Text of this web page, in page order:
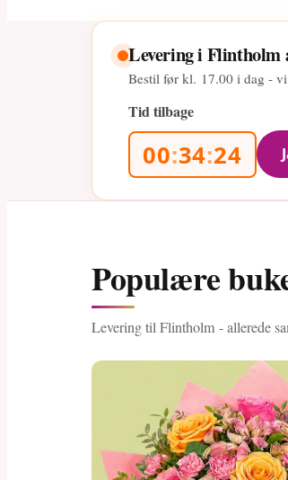
Levering i Flintholm
Bestil før kl. 17.00 i dag -
Tid tilbage
00:34:23
Populære
Levering til Flintholm - allerede